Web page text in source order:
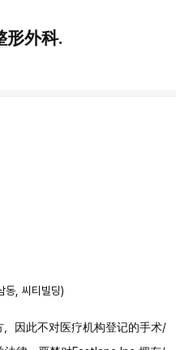
形外科.
동, 씨티빌딩)
因此不对医疗机构登记的手术/